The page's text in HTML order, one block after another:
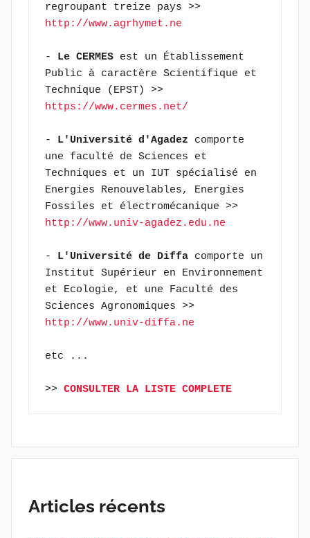
regroupant treize pays >>
http://www.agrhymet.ne
- Le CERMES est un Établissement
Public à caractère Scientifique et
Technique (EPST) >>
https://www.cermes.net/
- L'Université d'Agadez comporte
une faculté de Sciences et
Techniques et un IUT spécialisé en
Energies Renouvelables, Energies
Fossiles et électromécanique >>
http://www.univ-agadez.edu.ne
- L'Université de Diffa comporte un
Institut Supérieur en Environnement
et Ecologie, et une Faculté des
Sciences Agronomiques >>
http://www.univ-diffa.ne
etc ...
>> CONSULTER LA LISTE COMPLETE
Articles récents